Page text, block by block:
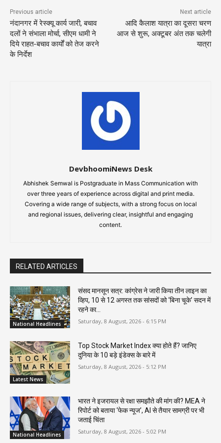
Previous article
नंदानगर में रेस्क्यू कार्य जारी, बचाव
दलों ने संभाला मोर्चा, सीएम धामी ने
दिये राहत-बचाव कार्यों को तेज करने
के निर्देश
Next article
आदि कैलाश यात्रा का दूसरा चरण
आज से शुरू, अक्टूबर अंत तक चलेगी
यात्रा
DevbhoomiNews Desk
Abhishek Semwal is Postgraduate in Mass Communication with
over three years of experience across digital and print media.
Covering a wide range of subjects, with a strong focus on local
and regional issues, delivering clear, insightful and engaging
content.
RELATED ARTICLES
National Headlines
संसद मानसून सत्र: कांग्रेस ने जारी किया तीन लाइन का
व्हिप, 10 से 12 अगस्त तक सांसदों को ‘बिना चूके’ सदन में
रहने का...
Saturday, 8 August, 2026 - 6:15 PM
Latest News
Top Stock Market Index क्या होते हैं? जानिए
दुनिया के 10 बड़े इंडेक्स के बारे में
Saturday, 8 August, 2026 - 5:12 PM
National Headlines
भारत ने इजरायल से रक्षा समझौते की मांग की? MEA ने
रिपोर्ट को बताया ‘फेक न्यूज’, AI से तैयार सामग्री पर भी
जताई चिंता
Saturday, 8 August, 2026 - 5:02 PM